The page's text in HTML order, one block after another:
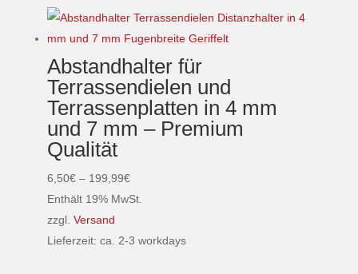
Optionen
können
auf
der
Produktseite
gewählt
werden
Abstandhalter für
Terrassendielen und
Terrassenplatten in 4 mm
und 7 mm – Premium
Qualität
6,50€ – 199,99€Preisspanne:
6,50€
199,99€
Enthält 19% MwSt.
zzgl. Versand
Lieferzeit: ca. 2-3 workdays